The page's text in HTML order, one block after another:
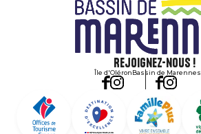
Rejoignez-nous !
Île d'OléronBassin de Marennes